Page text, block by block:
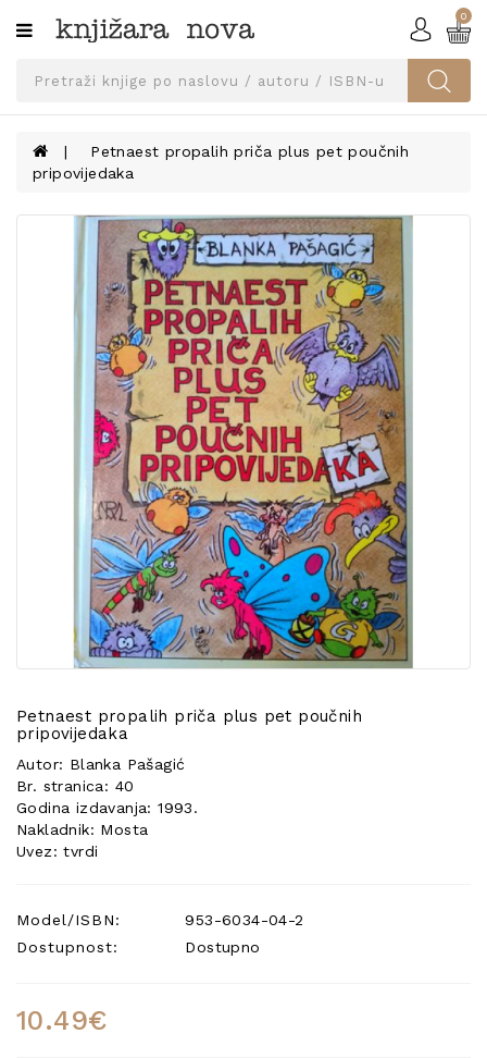
Kategorije
SVEUČILIŠNA
UDŽBENICI
PRIBOR
UDŽBENIKE!
POSEBNA
PONUDA
0
Petnaest propalih priča plus pet poučnih
pripovijedaka
Petnaest propalih priča plus pet poučnih
pripovijedaka
Autor: Blanka Pašagić
Br. stranica: 40
Godina izdavanja: 1993.
Nakladnik: Mosta
Uvez: tvrdi
Model/ISBN:
953-6034-04-2
Dostupnost:
Dostupno
10.49€